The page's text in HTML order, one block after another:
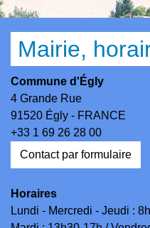
Mairie,
Commune d'Égly
4 Grande Rue
91520 Égly - FRANCE
+33 1 69 26 28 00
Contact par formulaire
Horaires
Lundi - Mercredi - Jeudi :